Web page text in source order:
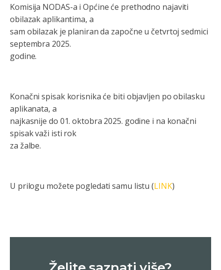
Komisija NODAS-a i Općine će prethodno najaviti
obilazak aplikantima, a
sam obilazak je planiran da započne u četvrtoj sedmici
septembra 2025.
godine.
Konačni spisak korisnika će biti objavljen po obilasku
aplikanata, a
najkasnije do 01. oktobra 2025. godine i na konačni
spisak važi isti rok
za žalbe.
U prilogu možete pogledati samu listu (LINK)